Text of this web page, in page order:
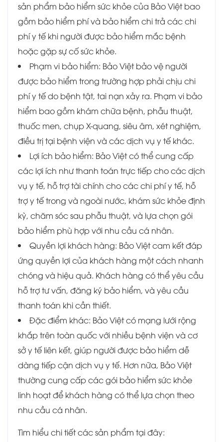
sản phẩm bảo hiểm sức khỏe của Bảo Việt bao
gồm bảo hiểm phí và bảo hiểm chi trả các chi
phí y tế khi người được bảo hiểm mắc bệnh
hoặc gặp sự cố sức khỏe.
Phạm vi bảo hiểm: Bảo Việt bảo vệ người
được bảo hiểm trong trường hợp phải chịu chi
phí y tế do bệnh tật, tai nạn xảy ra. Phạm vi bảo
hiểm bao gồm khám chữa bệnh, phẫu thuật,
thuốc men, chụp X-quang, siêu âm, xét nghiệm,
điều trị tại bệnh viện và các dịch vụ y tế khác.
Lợi ích bảo hiểm: Bảo Việt có thể cung cấp
các lợi ích như thanh toán trực tiếp cho các dịch
vụ y tế, hỗ trợ tài chính cho các chi phí y tế, hỗ
trợ y tế trong và ngoài nước, khám sức khỏe định
kỳ, chăm sóc sau phẫu thuật, và lựa chọn gói
bảo hiểm phù hợp với nhu cầu cá nhân.
Quyền lợi khách hàng: Bảo Việt cam kết đáp
ứng quyền lợi của khách hàng một cách nhanh
chóng và hiệu quả. Khách hàng có thể yêu cầu
hỗ trợ tư vấn, đăng ký bảo hiểm, và yêu cầu
thanh toán khi cần thiết.
Đặc điểm khác: Bảo Việt có mạng lưới rộng
khắp trên toàn quốc với nhiều bệnh viện và cơ
sở y tế liên kết, giúp người được bảo hiểm dễ
dàng tiếp cận dịch vụ y tế. Hơn nữa, Bảo Việt
thường cung cấp các gói bảo hiểm sức khỏe
linh hoạt để khách hàng có thể lựa chọn theo
nhu cầu cá nhân.
Tìm hiểu chi tiết các sản phẩm tại đây: